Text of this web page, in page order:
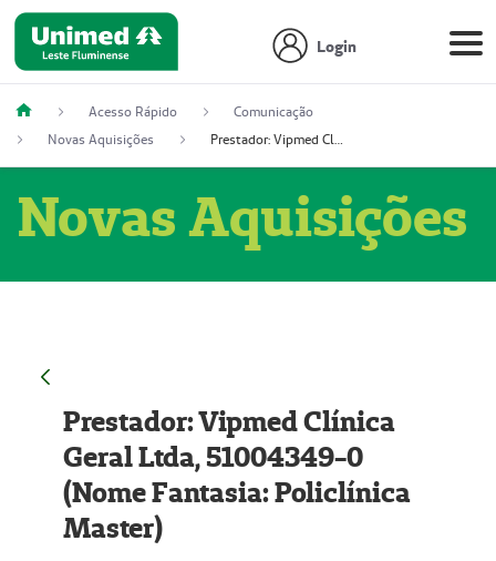
Login
Acesso Rápido
Comunicação
Novas Aquisições
Prestador: Vipmed Clínica Geral Ltda, 51004349-0 (Nome Fantasia: Policlínica Master)
Novas Aquisições
Prestador: Vipmed Clínica
Geral Ltda, 51004349-0
(Nome Fantasia: Policlínica
Master)